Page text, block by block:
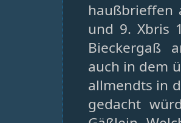
haußbrieffen
und 9. Xbris
Bieckergaß
auch in dem
allmendts in
gedacht